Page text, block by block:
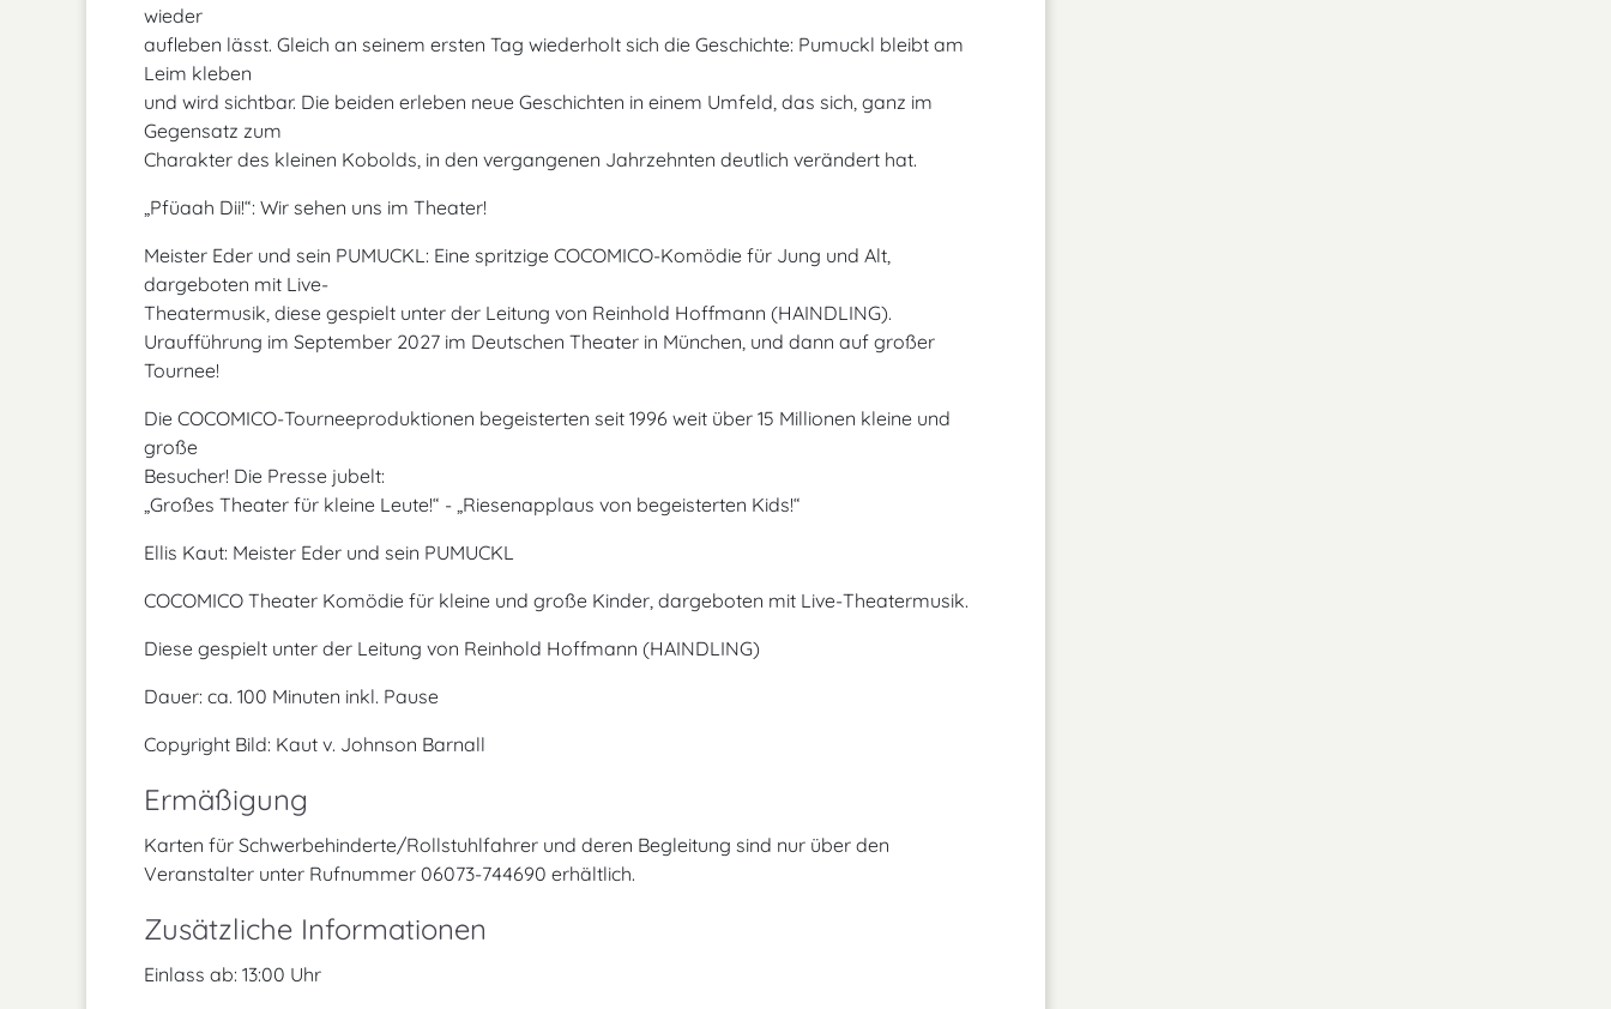
wieder
aufleben lässt. Gleich an seinem ersten Tag wiederholt sich die Geschichte: Pumuckl bleibt am
Leim kleben
und wird sichtbar. Die beiden erleben neue Geschichten in einem Umfeld, das sich, ganz im
Gegensatz zum
Charakter des kleinen Kobolds, in den vergangenen Jahrzehnten deutlich verändert hat.
„Pfüaah Dii!“: Wir sehen uns im Theater!
Meister Eder und sein PUMUCKL: Eine spritzige COCOMICO-Komödie für Jung und Alt,
dargeboten mit Live-
Theatermusik, diese gespielt unter der Leitung von Reinhold Hoffmann (HAINDLING).
Uraufführung im September 2027 im Deutschen Theater in München, und dann auf großer
Tournee!
Die COCOMICO-Tourneeproduktionen begeisterten seit 1996 weit über 15 Millionen kleine und
große
Besucher! Die Presse jubelt:
„Großes Theater für kleine Leute!“ - „Riesenapplaus von begeisterten Kids!“
Ellis Kaut: Meister Eder und sein PUMUCKL
COCOMICO Theater Komödie für kleine und große Kinder, dargeboten mit Live-Theatermusik.
Diese gespielt unter der Leitung von Reinhold Hoffmann (HAINDLING)
Dauer: ca. 100 Minuten inkl. Pause
Copyright Bild: Kaut v. Johnson Barnall
Ermäßigung
Karten für Schwerbehinderte/Rollstuhlfahrer und deren Begleitung sind nur über den
Veranstalter unter Rufnummer 06073-744690 erhältlich.
Zusätzliche Informationen
Einlass ab: 13:00 Uhr